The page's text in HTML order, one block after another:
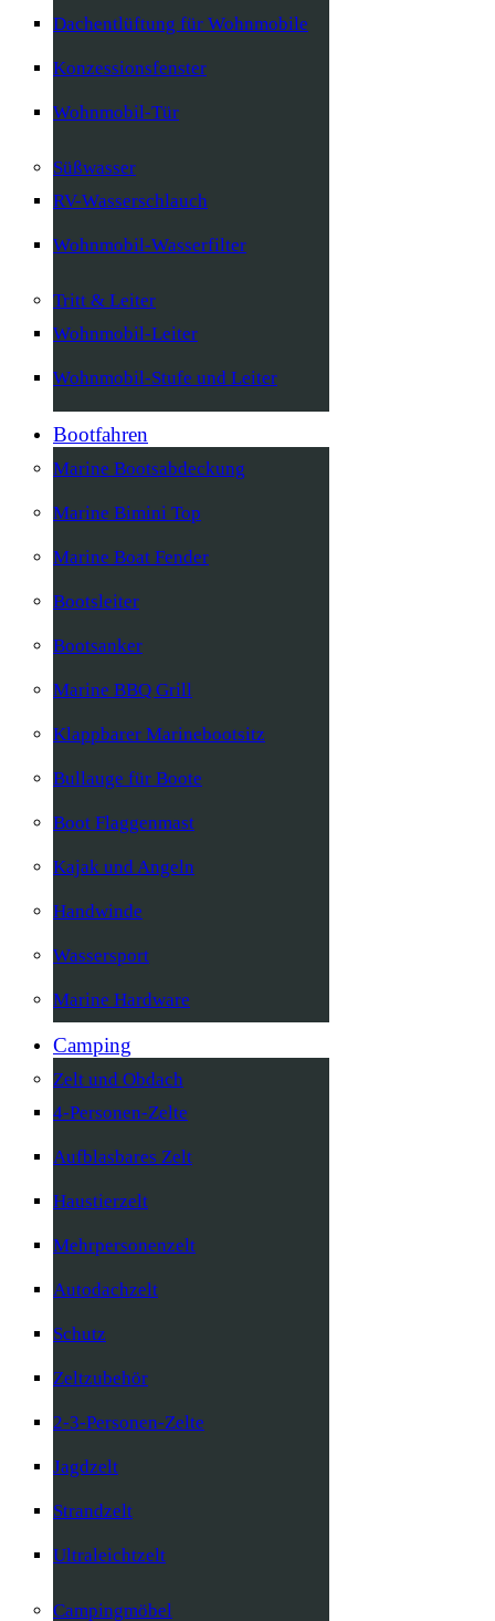
Dachentlüftung für Wohnmobile
Konzessionsfenster
Wohnmobil-Tür
Süßwasser
RV-Wasserschlauch
Wohnmobil-Wasserfilter
Tritt & Leiter
Wohnmobil-Leiter
Wohnmobil-Stufe und Leiter
Bootfahren
Marine Bootsabdeckung
Marine Bimini Top
Marine Boat Fender
Bootsleiter
Bootsanker
Marine BBQ Grill
Klappbarer Marinebootsitz
Bullauge für Boote
Boot Flaggenmast
Kajak und Angeln
Handwinde
Wassersport
Marine Hardware
Camping
Zelt und Obdach
4-Personen-Zelte
Aufblasbares Zelt
Haustierzelt
Mehrpersonenzelt
Autodachzelt
Schutz
Zeltzubehör
2-3-Personen-Zelte
Jagdzelt
Strandzelt
Ultraleichtzelt
Campingmöbel